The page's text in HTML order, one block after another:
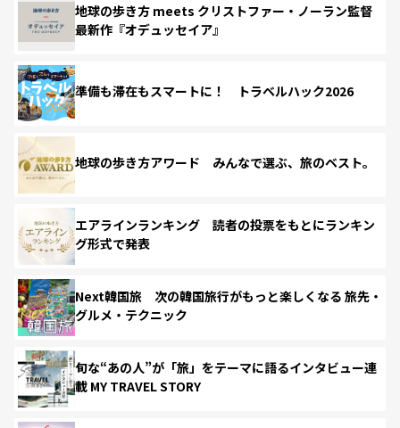
地球の歩き方 meets クリストファー・ノーラン監督
最新作『オデュッセイア』
準備も滞在もスマートに！ トラベルハック2026
地球の歩き方アワード みんなで選ぶ、旅のベスト。
エアラインランキング 読者の投票をもとにランキン
グ形式で発表
Next韓国旅 次の韓国旅行がもっと楽しくなる 旅先・
グルメ・テクニック
旬な“あの人”が「旅」をテーマに語るインタビュー連
載 MY TRAVEL STORY